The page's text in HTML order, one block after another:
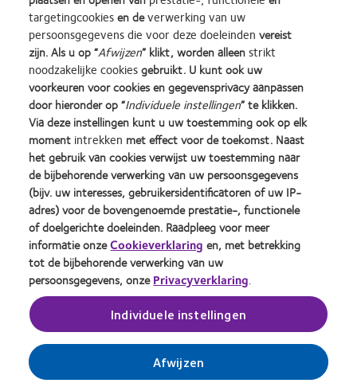
Learn
more
about
Silmo
d’Or
best
product
award
met
MyDay™
(2013)
Learn
more
about
Contact
Lens
Product
of
the
Year
(2013)
Learn
more
about
2012
&
2010
Best
Companies
for
Leaders
(2012)
Learn
more
about
2011
Best
Factory
Awards
(2011)
Learn
more
about
ODMA
2011
(2011)
Learn
more
about
2012
REBRAND
100®
Global
Award
(2012)
Practitioner Home
Contact
Servicevoorwaarden
Cookie beleid
Privacybeleid
Site voor consumenten
Toestemmingsvoorkeuren
beheren
Inloggen
België
targetingcookiesen deverwerking van uw
persoonsgegevens die voor deze doeleinden vereist
zijn. Als u op “Afwijzen” klikt, worden alleenstrikt
noodzakelijke cookiesgebruikt. U kunt ook uw
voorkeuren voor cookies en gegevensprivacy aanpassen
door hieronder op “Individuele instellingen” te klikken.
Via deze instellingen kunt u uw toestemming ook op elk
moment intrekken met effect voor de toekomst. Naast
het gebruik van cookies verwijst uw toestemming naar
de bijbehorende verwerking van uw persoonsgegevens
(bijv. uw interesses, gebruikersidentificatoren of uw IP-
adres) voor de bovengenoemde prestatie-, functionele
of doelgerichte doeleinden. Raadpleeg voor meer
informatie onzeCookieverklaring en, met betrekking
tot de bijbehorende verwerking van uw
persoonsgegevens, onzePrivacyverklaring.
Individuele instellingen
Afwijzen